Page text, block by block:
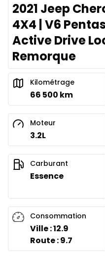
2021 Jeep
4X4 | V6
Active Drive
Remorque
Kilométrage
66 500 km
Moteur
3.2L
Carburant
Essence
Consommation
Ville : 12.9
Route : 9.7